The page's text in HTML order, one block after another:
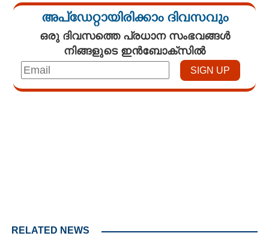
അപ്ഡേറ്റായിരിക്കാം ദിവസവും
ഒരു ദിവസത്തെ പ്രധാന സംഭവങ്ങൾ
നിങ്ങളുടെ ഇൻബോക്സിൽ
RELATED NEWS